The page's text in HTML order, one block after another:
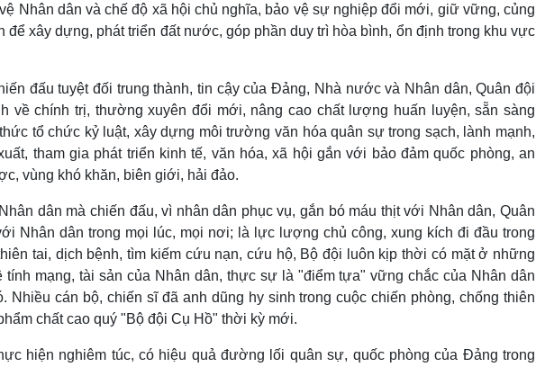
Nhân dân và chế độ xã hội chủ nghĩa, bảo vệ sự nghiệp đổi mới, giữ vững, củng
xây dựng, phát triển đất nước, góp phần duy trì hòa bình, ổn định trong khu vực
đấu tuyệt đối trung thành, tin cậy của Đảng, Nhà nước và Nhân dân, Quân đội
về chính trị, thường xuyên đổi mới, nâng cao chất lượng huấn luyện, sẵn sàng
tổ chức kỷ luật, xây dựng môi trường văn hóa quân sự trong sạch, lành mạnh,
tham gia phát triển kinh tế, văn hóa, xã hội gắn với bảo đảm quốc phòng, an
vùng khó khăn, biên giới, hải đảo.
dân mà chiến đấu, vì nhân dân phục vụ, gắn bó máu thịt với Nhân dân, Quân
Nhân dân trong mọi lúc, mọi nơi; là lực lượng chủ công, xung kích đi đầu trong
tai, dịch bệnh, tìm kiếm cứu nạn, cứu hộ, Bộ đội luôn kịp thời có mặt ở những
tính mạng, tài sản của Nhân dân, thực sự là "điểm tựa" vững chắc của Nhân dân
Nhiều cán bộ, chiến sĩ đã anh dũng hy sinh trong cuộc chiến phòng, chống thiên
chất cao quý "Bộ đội Cụ Hồ" thời kỳ mới.
hiện nghiêm túc, có hiệu quả đường lối quân sự, quốc phòng của Đảng trong